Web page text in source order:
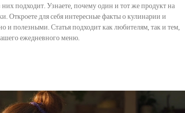
подходит. Узнаете, почему один и тот же продукт на
Откроете для себя интересные факты о кулинарии и
и полезными. Статья подходит как любителям, так и тем,
ежедневного меню.